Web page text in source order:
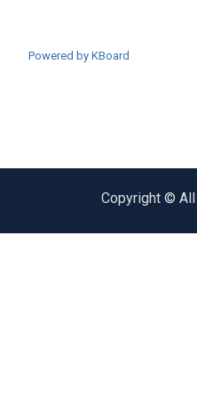
Powered by KBoard
Copyright ©